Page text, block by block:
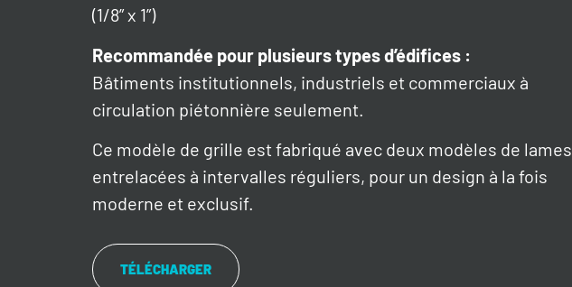
(1/8” x 1”)
Recommandée pour plusieurs types d’édifices :
Bâtiments institutionnels, industriels et commerciaux à
circulation piétonnière seulement.
Ce modèle de grille est fabriqué avec deux modèles de lames
entrelacées à intervalles réguliers, pour un design à la fois
moderne et exclusif.
TÉLÉCHARGER